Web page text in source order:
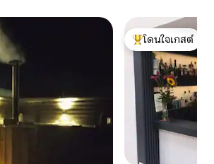
โดนใจเกสต์ที่สุด
โดนใจเกสต์